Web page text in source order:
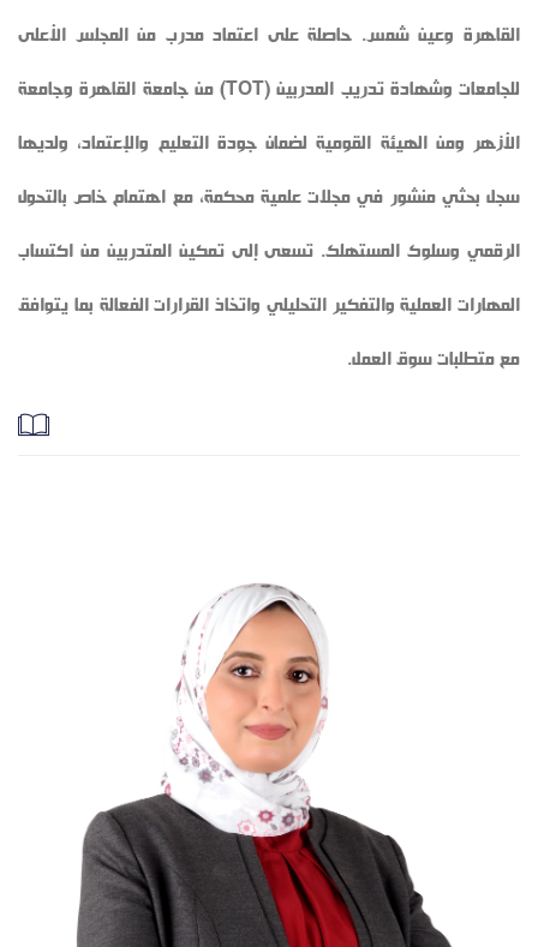
القاهرة وعين شمس. حاصلة على اعتماد مدرب من المجلس الأعلى
للجامعات وشهادة تدريب المدربين (TOT) من جامعة القاهرة وجامعة
الأزهر ومن الهيئة القومية لضمان جودة التعليم والإعتماد، ولديها
سجل بحثي منشور في مجلات علمية محكمة، مع اهتمام خاص بالتحول
الرقمي وسلوك المستهلك. تسعى إلى تمكين المتدربين من اكتساب
المهارات العملية والتفكير التحليلي واتخاذ القرارات الفعالة بما يتوافق
مع متطلبات سوق العمل.